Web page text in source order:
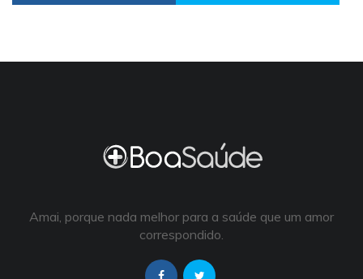
Amai, porque nada melhor para a saúde que um amor
correspondido.